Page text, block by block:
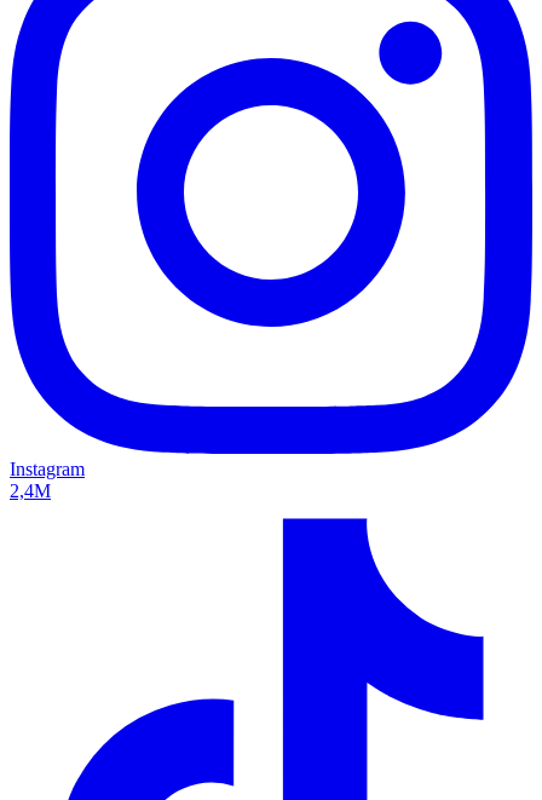
Instagram
2,4M